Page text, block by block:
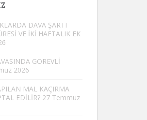
DAVA ŞARTI
VE İKİ HAFTALIK EK
GÖREVLİ
2026
MAL KAÇIRMA
EDİLİR? 27 Temmuz